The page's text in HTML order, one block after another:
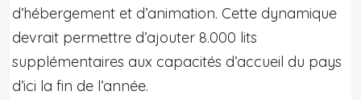
d’hébergement et d’animation. Cette dynamique
devrait permettre d’ajouter 8.000 lits
supplémentaires aux capacités d’accueil du pays
d’ici la fin de l’année.